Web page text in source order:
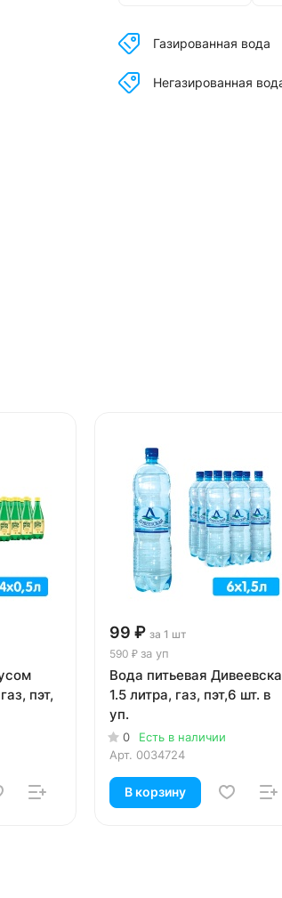
Газированная вода
Негазированная
пэт,
99 ₽ за 1 шт
590 ₽ за уп
Вода питьевая
1.5 литра, газ, пэт,6 шт. в
уп.
0
Есть в наличии
Арт. 0034724
В корзину